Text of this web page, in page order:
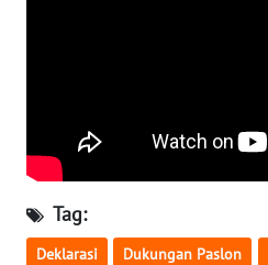
Tag:
Deklarasi Dukungan Paslon
JOGJA
WN
JATIM